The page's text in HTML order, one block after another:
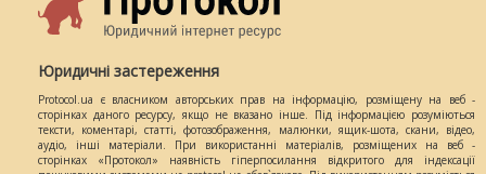
Юридичні застереження
Protocol.ua є власником авторських прав на інформацію, розміщену на веб -
сторінках даного ресурсу, якщо не вказано інше. Під інформацією розуміються
тексти, коментарі, статті, фотозображення, малюнки, ящик-шота, скани, відео,
аудіо, інші матеріали. При використанні матеріалів, розміщених на веб -
сторінках «Протокол» наявність гіперпосилання відкритого для індексації